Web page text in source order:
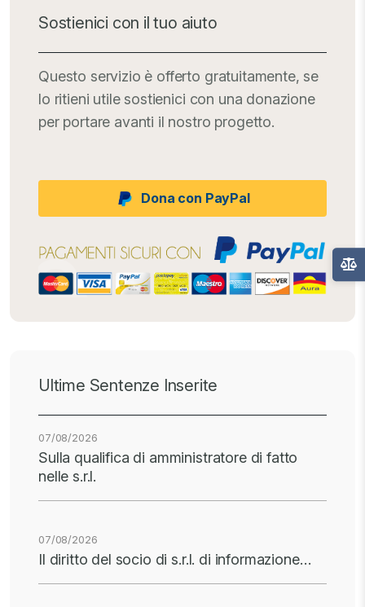
Sostienici con il tuo aiuto
Questo servizio è offerto gratuitamente, se
lo ritieni utile sostienici con una donazione
per portare avanti il nostro progetto.
Dona con PayPal
Ultime Sentenze Inserite
07/08/2026
Sulla qualifica di amministratore di fatto
nelle s.r.l.
07/08/2026
Il diritto del socio di s.r.l. di informazione…